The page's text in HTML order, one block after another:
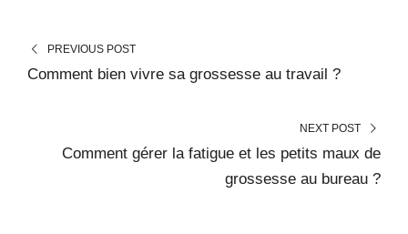
PREVIOUS POST
Comment bien vivre sa grossesse au travail ?
NEXT POST
Comment gérer la fatigue et les petits maux de
grossesse au bureau ?